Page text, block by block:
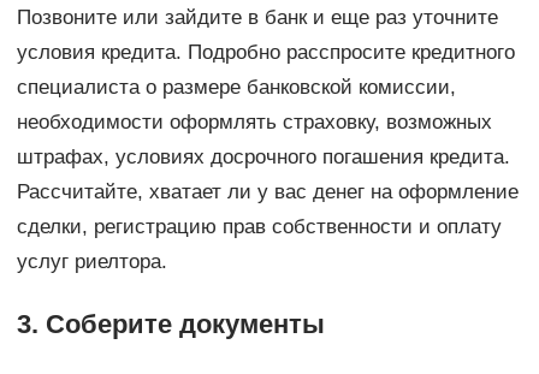
Позвоните или зайдите в банк и еще раз уточните
условия кредита. Подробно расспросите кредитного
специалиста о размере банковской комиссии,
необходимости оформлять страховку, возможных
штрафах, условиях досрочного погашения кредита.
Рассчитайте, хватает ли у вас денег на оформление
сделки, регистрацию прав собственности и оплату
услуг риелтора.
3. Соберите документы